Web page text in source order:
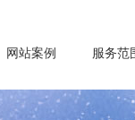
网站案例 服务范